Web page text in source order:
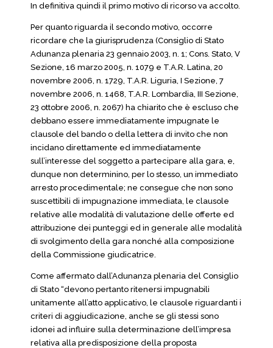
In definitiva quindi il primo motivo di ricorso va accolto.
Per quanto riguarda il secondo motivo, occorre
ricordare che la giurisprudenza (Consiglio di Stato
Adunanza plenaria 23 gennaio 2003, n. 1; Cons. Stato, V
Sezione, 16 marzo 2005, n. 1079 e T.A.R. Latina, 20
novembre 2006, n. 1729, T.A.R. Liguria, I Sezione, 7
novembre 2006, n. 1468, T.A.R. Lombardia, III Sezione,
23 ottobre 2006, n. 2067) ha chiarito che è escluso che
debbano essere immediatamente impugnate le
clausole del bando o della lettera di invito che non
incidano direttamente ed immediatamente
sull’interesse del soggetto a partecipare alla gara, e,
dunque non determinino, per lo stesso, un immediato
arresto procedimentale; ne consegue che non sono
suscettibili di impugnazione immediata, le clausole
relative alle modalità di valutazione delle offerte ed
attribuzione dei punteggi ed in generale alle modalità
di svolgimento della gara nonché alla composizione
della Commissione giudicatrice.
Come affermato dall’Adunanza plenaria del Consiglio
di Stato “devono pertanto ritenersi impugnabili
unitamente all’atto applicativo, le clausole riguardanti i
criteri di aggiudicazione, anche se gli stessi sono
idonei ad influire sulla determinazione dell’impresa
relativa alla predisposizione della proposta